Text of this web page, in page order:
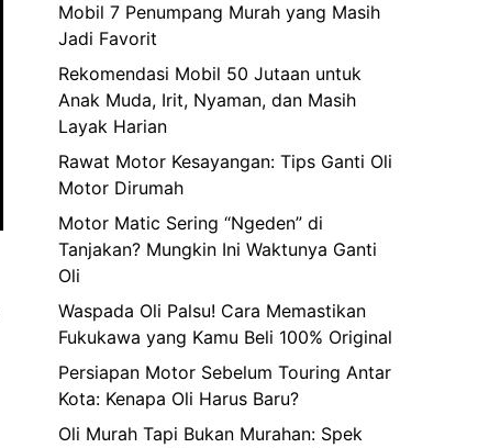
Mobil 7 Penumpang Murah yang Masih
Jadi Favorit
Rekomendasi Mobil 50 Jutaan untuk
Anak Muda, Irit, Nyaman, dan Masih
Layak Harian
Rawat Motor Kesayangan: Tips Ganti Oli
Motor Dirumah
Motor Matic Sering “Ngeden” di
Tanjakan? Mungkin Ini Waktunya Ganti
Oli
Waspada Oli Palsu! Cara Memastikan
Fukukawa yang Kamu Beli 100% Original
Persiapan Motor Sebelum Touring Antar
Kota: Kenapa Oli Harus Baru?
Oli Murah Tapi Bukan Murahan: Spek